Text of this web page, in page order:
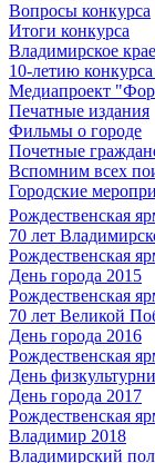
Вопросы конкурса
Итоги конкурса
Владимирское
10-летию
Медиапроект
Печатные издания
Фильмы о городе
Почетные
Вспомним всех
Городские
Рождественская
70 лет
Рождественская
День города 2015
Рождественская
70 лет Великой
День города 2016
Рождественская
День
День города 2017
Рождественская
Владимир 2018
Владимирский